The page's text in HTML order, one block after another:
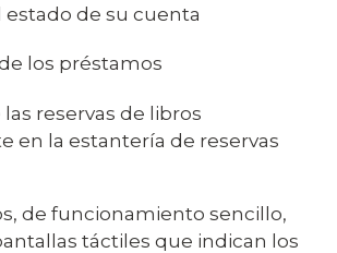
de su cuenta
los préstamos
reservas de libros
en la estantería de reservas
de funcionamiento sencillo,
táctiles que indican los